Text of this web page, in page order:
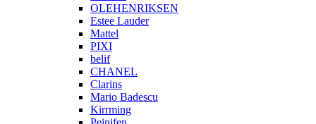
OLEHENRIKSEN
Estee Lauder
Mattel
PIXI
belif
CHANEL
Clarins
Mario Badescu
Kirrming